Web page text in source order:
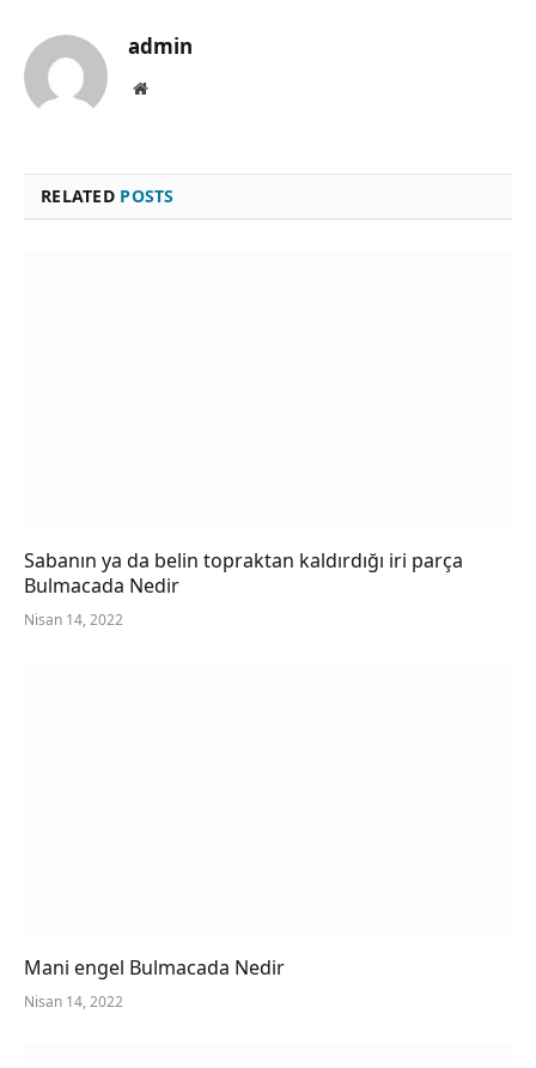
admin
Website
RELATED POSTS
Sabanın ya da belin topraktan kaldırdığı iri parça
Bulmacada Nedir
Nisan 14, 2022
Mani engel Bulmacada Nedir
Nisan 14, 2022